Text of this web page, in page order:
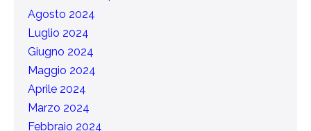
Agosto 2024
Luglio 2024
Giugno 2024
Maggio 2024
Aprile 2024
Marzo 2024
Febbraio 2024